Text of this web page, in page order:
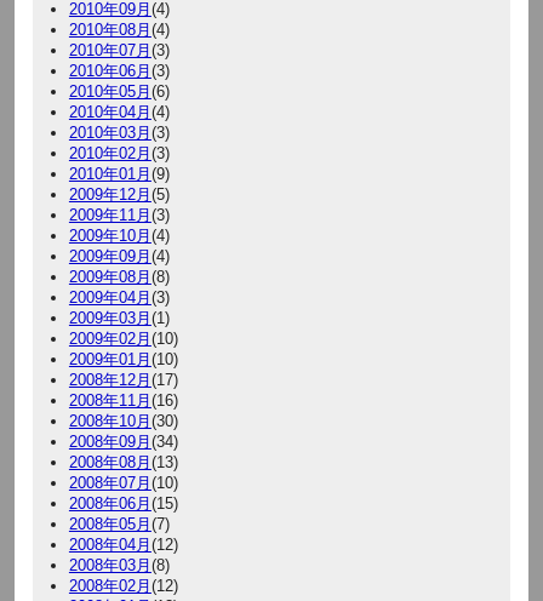
2010年09月 (4)
2010年08月 (4)
2010年07月 (3)
2010年06月 (3)
2010年05月 (6)
2010年04月 (4)
2010年03月 (3)
2010年02月 (3)
2010年01月 (9)
2009年12月 (5)
2009年11月 (3)
2009年10月 (4)
2009年09月 (4)
2009年08月 (8)
2009年04月 (3)
2009年03月 (1)
2009年02月 (10)
2009年01月 (10)
2008年12月 (17)
2008年11月 (16)
2008年10月 (30)
2008年09月 (34)
2008年08月 (13)
2008年07月 (10)
2008年06月 (15)
2008年05月 (7)
2008年04月 (12)
2008年03月 (8)
2008年02月 (12)